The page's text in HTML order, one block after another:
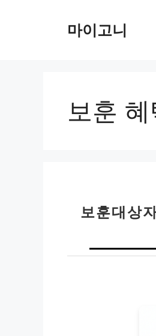
마이고니
보훈
보훈대상